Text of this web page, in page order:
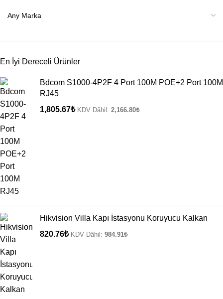
En İyi Dereceli Ürünler
Bdcom S1000-4P2F 4 Port 100M POE+2 Port 100M
RJ45
1,805.67₺ KDV Dâhil: 2,166.80₺
Hikvision Villa Kapı İstasyonu Koruyucu Kalkan
820.76₺ KDV Dâhil: 984.91₺